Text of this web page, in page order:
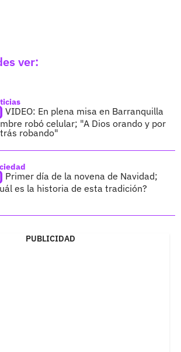
ver:
VIDEO: En plena misa en Barranquilla
robó celular; "A Dios orando y por
robando"
Primer día de la novena de Navidad;
es la historia de esta tradición?
PUBLICIDAD